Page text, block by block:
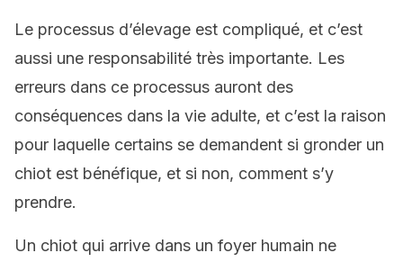
Le processus d’élevage est compliqué, et c’est
aussi une responsabilité très importante. Les
erreurs dans ce processus auront des
conséquences dans la vie adulte, et c’est la raison
pour laquelle certains se demandent si gronder un
chiot est bénéfique, et si non, comment s’y
prendre.
Un chiot qui arrive dans un foyer humain ne